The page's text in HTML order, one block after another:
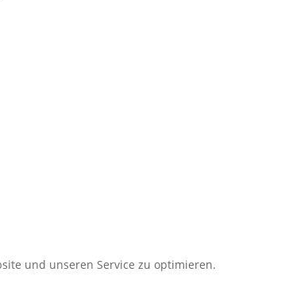
und unseren Service zu optimieren.